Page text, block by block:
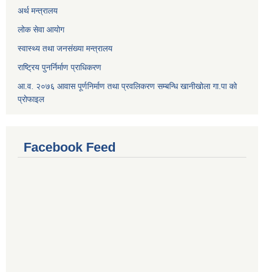
अर्थ मन्त्रालय
लोक सेवा आयोग
स्वास्थ्य तथा जनसंख्या मन्त्रालय
राष्ट्रिय पुनर्निर्माण प्राधिकरण
आ.व. २०७६ आवास पूर्णनिर्माण तथा प्रवलिकरण सम्बन्धि खानीखोला गा.पा को
प्रोफाइल
Facebook Feed